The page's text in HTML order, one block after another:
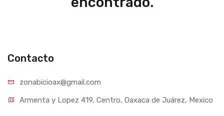
Contacto
zonabicioax@gmail.com
Armenta y Lopez 419, Centro, Oaxaca de Juárez, Mexico